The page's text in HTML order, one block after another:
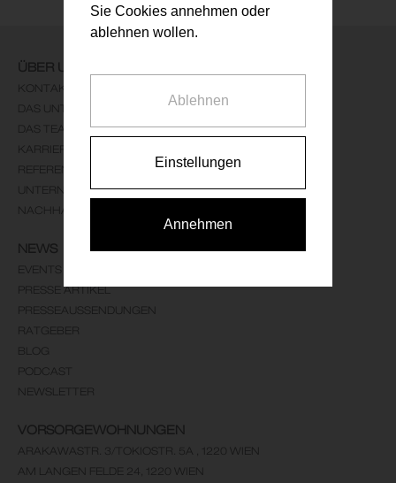
ÜBER UNS
KONTAKT
DAS UNTERNEHMEN
DAS TEAM
KARRIERE
REFERENZEN
UNTERNEHMENSLEITBILD
NACHHALTIGKEIT
NEWS
EVENTS
PRESSE ARTIKEL
PRESSEAUSSENDUNGEN
RATGEBER
BLOG
PODCAST
NEWSLETTER
VORSORGEWOHNUNGEN
ARAKAWASTR. 3/TOKIOSTR. 5A , 1220 WIEN
AM LANGEN FELDE 24, 1220 WIEN
Sie Cookies annehmen oder
ablehnen wollen.
Ablehnen
Einstellungen
Annehmen